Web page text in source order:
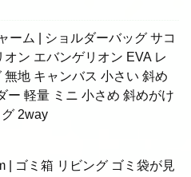
ーム | ショルダーバッグ サコ
ン エバンゲリオン EVA レ
地 キャンバス 小さい 斜め
ー 軽量 ミニ 小さめ 斜めがけ
2way
| ゴミ箱 リビング ゴミ袋が見